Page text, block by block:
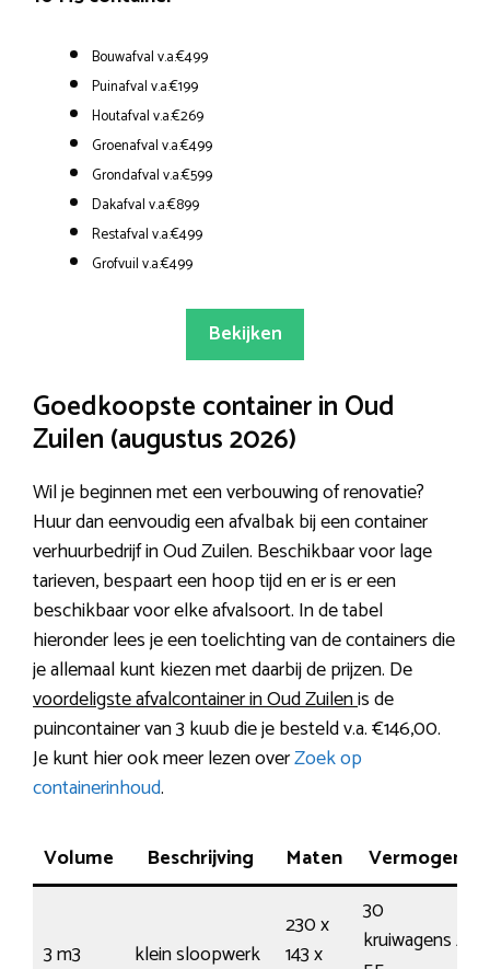
Bouwafval v.a.€499
Puinafval v.a.€199
Houtafval v.a.€269
Groenafval v.a.€499
Grondafval v.a.€599
Dakafval v.a.€899
Restafval v.a.€499
Grofvuil v.a.€499
Bekijken
Goedkoopste container in Oud
Zuilen (augustus 2026)
Wil je beginnen met een verbouwing of renovatie?
Huur dan eenvoudig een afvalbak bij een container
verhuurbedrijf in Oud Zuilen. Beschikbaar voor lage
tarieven, bespaart een hoop tijd en er is er een
beschikbaar voor elke afvalsoort. In de tabel
hieronder lees je een toelichting van de containers die
je allemaal kunt kiezen met daarbij de prijzen. De
voordeligste afvalcontainer in Oud Zuilenis de
puincontainer van 3 kuub die je besteld v.a. €146,00.
Je kunt hier ook meer lezen overZoek op
containerinhoud.
Volume Beschrijving Maten Vermogen
3 m3 klein sloopwerk
230 x
143 x
30
kruiwagens /